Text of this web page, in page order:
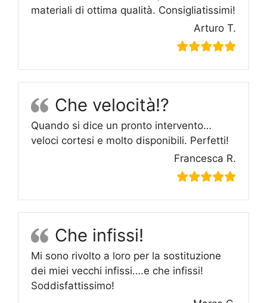
materiali di ottima qualità. Consigliatissimi!
Arturo T.
Che velocità!?
Quando si dice un pronto intervento…
veloci cortesi e molto disponibili. Perfetti!
Francesca R.
Che infissi!
Mi sono rivolto a loro per la sostituzione
dei miei vecchi infissi….e che infissi!
Soddisfattissimo!